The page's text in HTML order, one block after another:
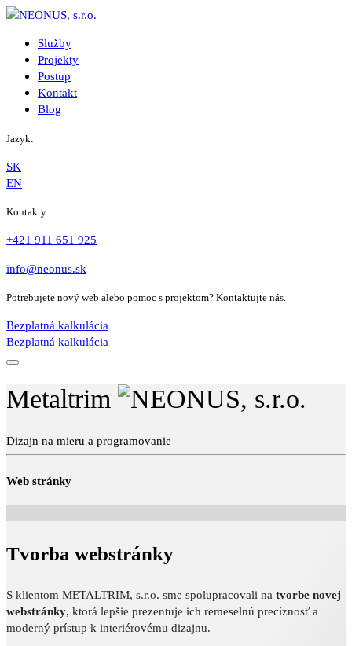
Služby
Projekty
Postup
Kontakt
Blog
Jazyk:
SK
EN
Kontakty:
+421 911 651 925
info@neonus.sk
Potrebujete nový web alebo pomoc s projektom? Kontaktujte nás.
Bezplatná kalkulácia
Bezplatná kalkulácia
Metaltrim
Dizajn na mieru a programovanie
Web stránky
Tvorba webstránky
S klientom METALTRIM, s.r.o. sme spolupracovali na tvorbe novej
webstránky, ktorá lepšie prezentuje ich remeselnú precíznosť a
moderný prístup k interiérovému dizajnu.